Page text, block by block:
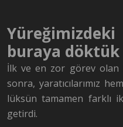
Yüreğimiz
buraya döktük
İlk ve en zor görev olan
sonra, yaratıcılarımız
lüksün tamamen farklı
getirdi.